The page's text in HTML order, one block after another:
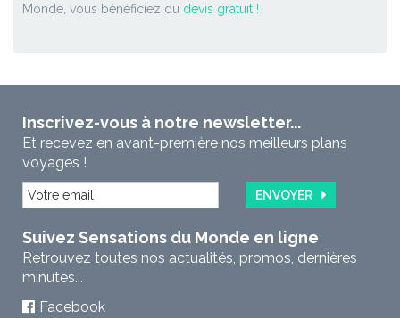
Monde, vous bénéficiez du devis gratuit !
Inscrivez-vous à notre newsletter...
Et recevez en avant-première nos meilleurs plans
voyages !
ENVOYER
Suivez Sensations du Monde en ligne
Retrouvez toutes nos actualités, promos, dernières
minutes...
Facebook